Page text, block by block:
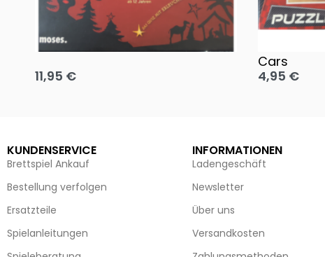
Oh, heilige Nacht!
11,95 €
Cars
4,95 €
KUNDENSERVICE
Brettspiel Ankauf
Bestellung verfolgen
Ersatzteile
Spielanleitungen
INFORMATIONEN
Ladengeschäft
Newsletter
Über uns
Versandkosten